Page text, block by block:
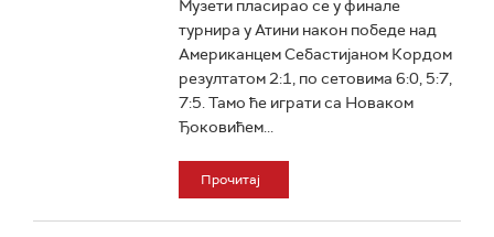
Музети пласирао се у финале
турнира у Атини након победе над
Американцем Себастијаном Кордом
резултатом 2:1, по сетовима 6:0, 5:7,
7:5. Тамо ће играти са Новаком
Ђоковићем...
Прочитај